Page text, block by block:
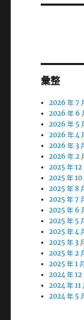
篇
彙整
2026 年 7
2026 年 6
2026 年 5
2026 年 4
2026 年 3
2026 年 2
2025 年 12
2025 年 10
2025 年 8
2025 年 7
2025 年 6
2025 年 5
2025 年 4
2025 年 3
2025 年 2
2025 年 1
2024 年 12
2024 年 11
2024 年 5